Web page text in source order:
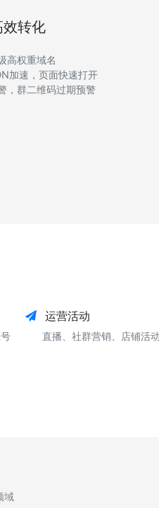
转化
高权重域名
加速，页面快速打开
，群二维码过期预警
运营活动
直播、社群营销、店铺活
域